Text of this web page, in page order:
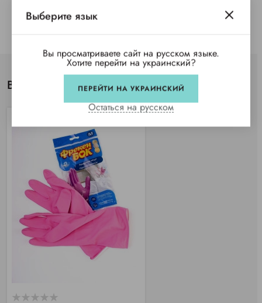
Вы просматривали
Выберите язык
Вы просматриваете сайт на русском языке.
Хотите перейти на украинский?
ПЕРЕЙТИ НА УКРАИНСКИЙ
Остаться на русском